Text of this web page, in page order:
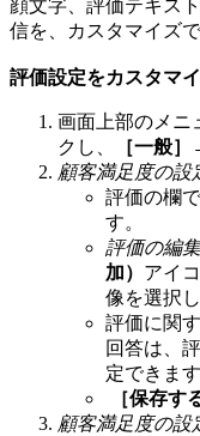
顔文字、評価テキス
信を、カスタマイズで
評価設定をカスタマ
画面上部のメニ
クし、
［一般］
顧客満足度の設
評価の欄
す。
評価の編
加） アイ
像を選択
評価に関
回答は、
定できます
［保存す
顧客満足度の設